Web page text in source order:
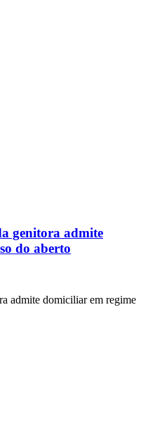
genitora admite
do aberto
admite domiciliar em regime